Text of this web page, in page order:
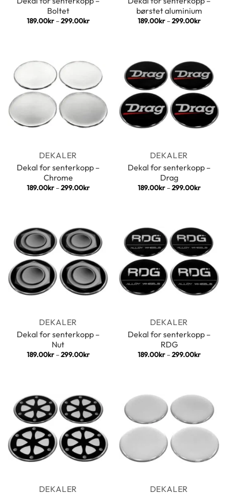
Boltet
189.00kr –299.00krPrisområde:
børstet aluminium
189.00kr –299.00kr
DEKALER
Dekal for senterkopp –
Chrome
189.00kr –299.00krPrisområde:
DEKALER
Dekal for senterkopp –
Drag
189.00kr –299.00kr
DEKALER
Dekal for senterkopp –
Nut
189.00kr –299.00krPrisområde:
DEKALER
Dekal for senterkopp –
RDG
189.00kr –299.00kr
DEKALER
DEKALER